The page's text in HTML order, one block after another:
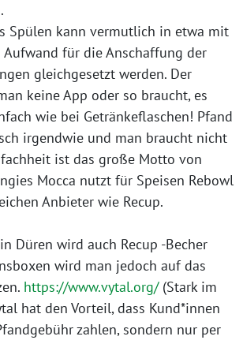
Spülen kann vermutlich in etwa mit
für die Anschaffung der
gleichgesetzt werden. Der
keine App oder so braucht, es
wie bei Getränkeflaschen! Pfand
irgendwie und man braucht nicht
ist das große Motto von
Mocca nutzt für Speisen Rebowl
Anbieter wie Recup.
Düren wird auch Recup -Becher
wird man jedoch auf das
https://www.vytal.org/(Stark im
hat den Vorteil, dass Kund*innen
zahlen, sondern nur per